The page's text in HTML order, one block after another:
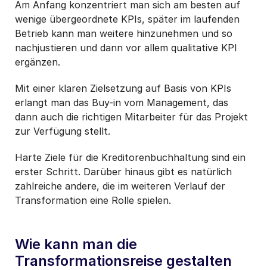
Am Anfang konzentriert man sich am besten auf
wenige übergeordnete KPIs, später im laufenden
Betrieb kann man weitere hinzunehmen und so
nachjustieren und dann vor allem qualitative KPI
ergänzen.
Mit einer klaren Zielsetzung auf Basis von KPIs
erlangt man das Buy-in vom Management, das
dann auch die richtigen Mitarbeiter für das Projekt
zur Verfügung stellt.
Harte Ziele für die Kreditorenbuchhaltung sind ein
erster Schritt. Darüber hinaus gibt es natürlich
zahlreiche andere, die im weiteren Verlauf der
Transformation eine Rolle spielen.
Wie kann man die
Transformationsreise gestalten